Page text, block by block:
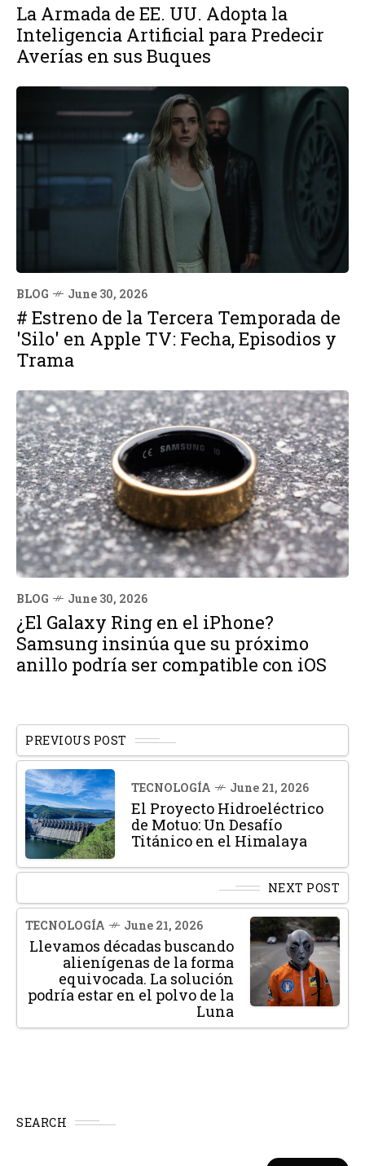
La Armada de EE. UU. Adopta la
Inteligencia Artificial para Predecir
Averías en sus Buques
BLOG June 30, 2026
# Estreno de la Tercera Temporada de
'Silo' en Apple TV: Fecha, Episodios y
Trama
BLOG June 30, 2026
¿El Galaxy Ring en el iPhone?
Samsung insinúa que su próximo
anillo podría ser compatible con iOS
PREVIOUS POST
TECNOLOGÍA June 21, 2026
El Proyecto Hidroeléctrico
de Motuo: Un Desafío
Titánico en el Himalaya
NEXT POST
TECNOLOGÍA June 21, 2026
Llevamos décadas buscando
alienígenas de la forma
equivocada. La solución
podría estar en el polvo de la
Luna
SEARCH